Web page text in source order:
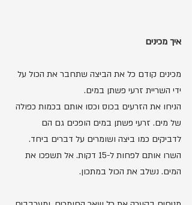
איך מכינים
מכינים קודם כל את הביצה שתחבר את הכול על
ידי השריית זרעי פשתן במים.
הניחו את הזרעים בכוס וכסו אותם בכמות כפולה
של מים. זרעי פשתן במים הופכים גם הם
לדביקים כמו ביצה ושומרים על דברים ביחד.
השרו אותם לפחות ל-15 דקות. אל תשפכו את
המים. נשלב את הכול במתכון.